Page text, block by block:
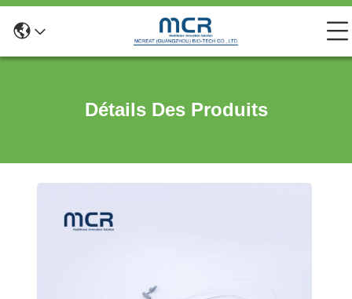
Détails Des Produits